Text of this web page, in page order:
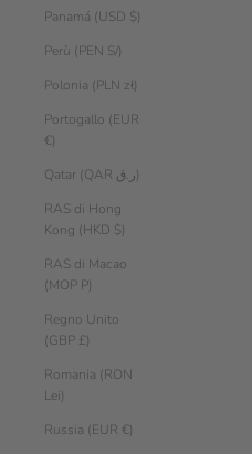
Panamá (USD $)
Perù (PEN S/)
Polonia (PLN zł)
Portogallo (EUR
€)
Qatar (QAR ر.ق)
RAS di Hong
Kong (HKD $)
RAS di Macao
(MOP P)
Regno Unito
(GBP £)
Romania (RON
Lei)
Russia (EUR €)